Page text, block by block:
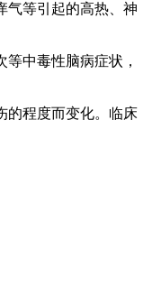
等引起的高热、神
中毒性脑病症状，
的程度而变化。临床